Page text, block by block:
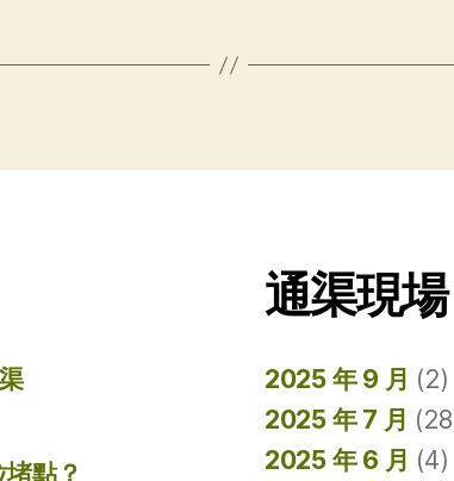
點？
通渠現場
2025 年 9 月 (2)
2025 年 7 月
2025 年 6 月 (4)